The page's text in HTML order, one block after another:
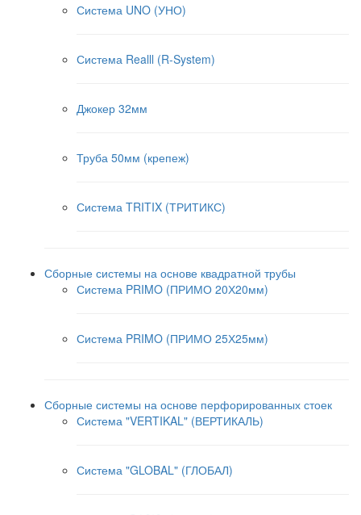
Система UNO (УНО)
Система Realll (R-System)
Джокер 32мм
Труба 50мм (крепеж)
Система TRITIX (ТРИТИКС)
Сборные системы на основе квадратной трубы
Система PRIMO (ПРИМО 20Х20мм)
Система PRIMO (ПРИМО 25Х25мм)
Сборные системы на основе перфорированных стоек
Система "VERTIKAL" (ВЕРТИКАЛЬ)
Система "GLOBAL" (ГЛОБАЛ)